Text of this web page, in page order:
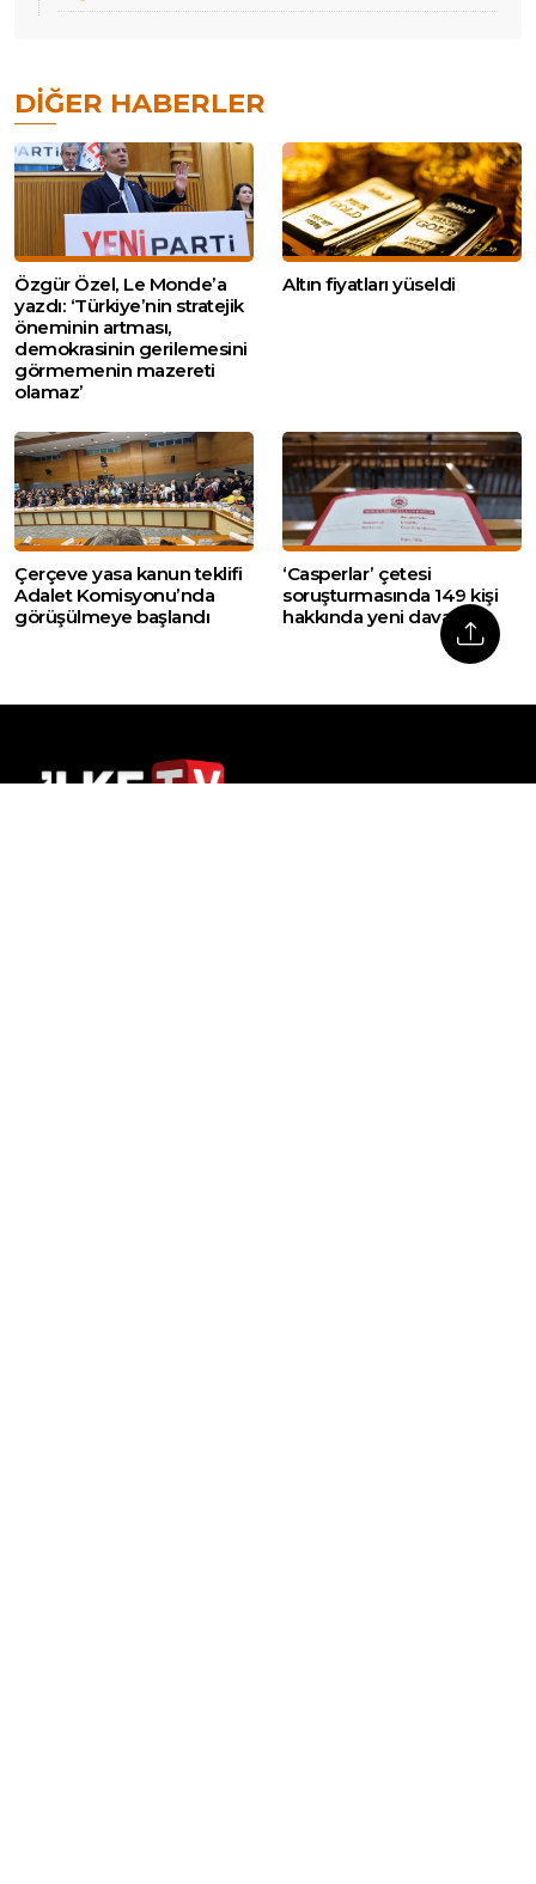
DIĞER HABERLER
Özgür Özel, Le Monde’a
yazdı: ‘Türkiye’nin stratejik
öneminin artması,
demokrasinin gerilemesini
görmemenin mazereti
olamaz’
Altın fiyatları yüseldi
Çerçeve yasa kanun teklifi
Adalet Komisyonu’nda
görüşülmeye başlandı
‘Casperlar’ çetesi
soruşturmasında 149 kişi
hakkında yeni dava